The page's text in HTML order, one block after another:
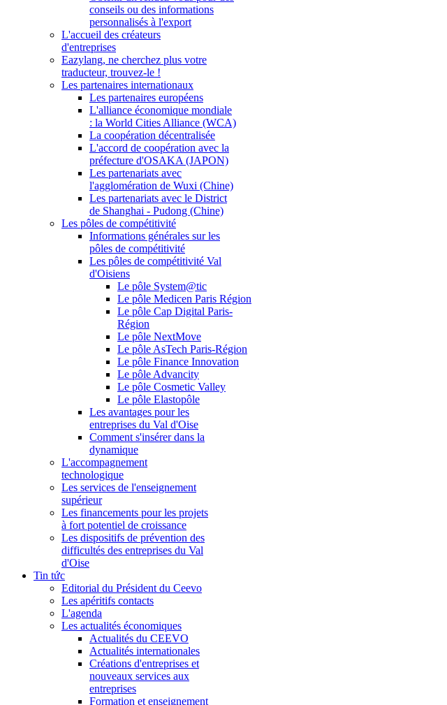
conseils ou des informations
personnalisés à l'export
L'accueil des créateurs
d'entreprises
Eazylang, ne cherchez plus votre
traducteur, trouvez-le !
Les partenaires internationaux
Les partenaires européens
L'alliance économique mondiale
: la World Cities Alliance (WCA)
La coopération décentralisée
L'accord de coopération avec la
préfecture d'OSAKA (JAPON)
Les partenariats avec
l'agglomération de Wuxi (Chine)
Les partenariats avec le District
de Shanghai - Pudong (Chine)
Les pôles de compétitivité
Informations générales sur les
pôles de compétitivité
Les pôles de compétitivité Val
d'Oisiens
Le pôle System@tic
Le pôle Medicen Paris Région
Le pôle Cap Digital Paris-
Région
Le pôle NextMove
Le pôle AsTech Paris-Région
Le pôle Finance Innovation
Le pôle Advancity
Le pôle Cosmetic Valley
Le pôle Elastopôle
Les avantages pour les
entreprises du Val d'Oise
Comment s'insérer dans la
dynamique
L'accompagnement
technologique
Les services de l'enseignement
supérieur
Les financements pour les projets
à fort potentiel de croissance
Les dispositifs de prévention des
difficultés des entreprises du Val
d'Oise
Tin tức
Editorial du Président du Ceevo
Les apéritifs contacts
L'agenda
Les actualités économiques
Actualités du CEEVO
Actualités internationales
Créations d'entreprises et
nouveaux services aux
entreprises
Formation et enseignement